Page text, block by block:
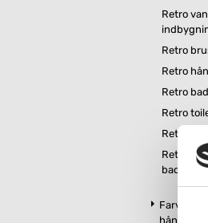
Retro
Retro
Retro
Retro
Retro
Retro
Retro
Farvet
håndvask